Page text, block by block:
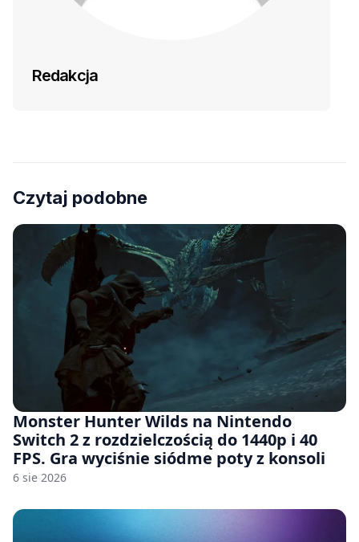
Redakcja
Czytaj podobne
Monster Hunter Wilds na Nintendo
Switch 2 z rozdzielczością do 1440p i 40
FPS. Gra wyciśnie siódme poty z konsoli
6 sie 2026